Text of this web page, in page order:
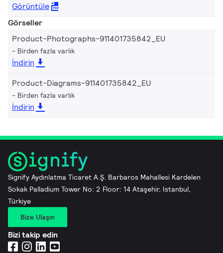
Görüntüle
Görseller
Product-Photographs-911401735842_EU
Birden fazla varlık
İndirin
Product-Diagrams-911401735842_EU
Birden fazla varlık
İndirin
Signify Aydınlatma Ticaret A.Ş. Barbaros Mahallesi Kardelen
Sokak Palladium Tower No: 2 Floor: 14 Ataşehir, Istanbul,
Türkiye
Bize Ulaşın
Bizi takip edin